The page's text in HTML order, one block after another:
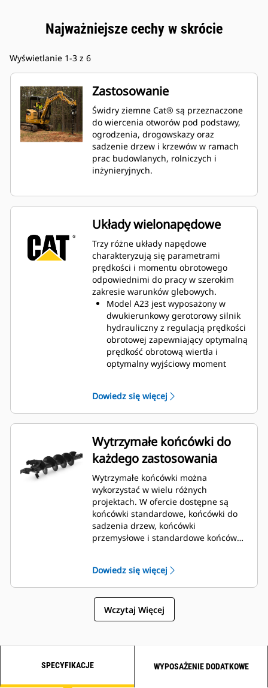
Najważniejsze cechy w skrócie
Wyświetlanie 1-3 z 6
Zastosowanie
Świdry ziemne Cat® są przeznaczone
do wiercenia otworów pod podstawy,
ogrodzenia, drogowskazy oraz
sadzenie drzew i krzewów w ramach
prac budowlanych, rolniczych i
inżynieryjnych.
Układy wielonapędowe
Trzy różne układy napędowe
charakteryzują się parametrami
prędkości i momentu obrotowego
odpowiednimi do pracy w szerokim
zakresie warunków glebowych.
Model A23 jest wyposażony w
dwukierunkowy gerotorowy silnik
hydrauliczny z regulacją prędkości
obrotowej zapewniający optymalną
prędkość obrotową wiertła i
optymalny wyjściowy moment
roboczych.
Świder ziemny A41 jest
wyposażony w dwukierunkowy
gerotorowy silnik hydrauliczny z
regulacją prędkości obrotowej,
zamocowany do umieszczonej
przekładni planetarnej w celu
zapewnienia optymalnej prędkości
obrotowej wiertła i optymalnego
wyjściowego momentu
obrotowego w zakresie od
umiarkowanych do dużych
obciążeń roboczych.
wyposażony w dwukierunkowy
zamocowany do przekładni
planetarnej w celu zapewnienia
zastosowaniach wymagających
Dowiedz się więcej
Wytrzymałe końcówki do
każdego zastosowania
Wytrzymałe końcówki można
wykorzystać w wielu różnych
projektach. W ofercie dostępne są
końcówki standardowe, końcówki do
sadzenia drzew, końcówki
przemysłowe i standardowe końcówki
zastosowaniach oraz warunkach
terenowych.
Dowiedz się więcej
Wczytaj Więcej
SPECYFIKACJE WYPOSAŻENIE DODATKOWE